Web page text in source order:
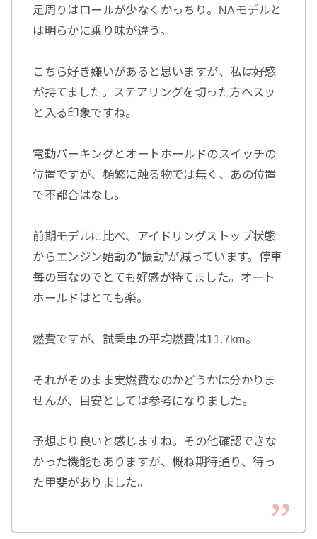
足周りはロールが少なくかっちり。NAモデルと
は明らかに乗り味が違う。
こちら好き嫌いがあると思いますが、私は好感
が持てました。ステアリングを切った方へスッ
と入る印象ですね。
電動パーキングとオートホールドのスイッチの
位置ですが、頻繁に触る物では無く、あの位置
で不都合はなし。
前期モデルに比べ、アイドリングストップ状態
からエンジン始動の”振動”が減っています。停車
毎の事なのでとても好感が持てました。オート
ホールドはとても楽。
燃費ですが、試乗車の平均燃費は11.7km。
それがそのまま実燃費なのかどうかは分かりま
せんが、目安としては参考になりました。
予想より良いと感じますね。その他確認できな
かった機能もありますが、概ね期待通り、待っ
た甲斐がありました。